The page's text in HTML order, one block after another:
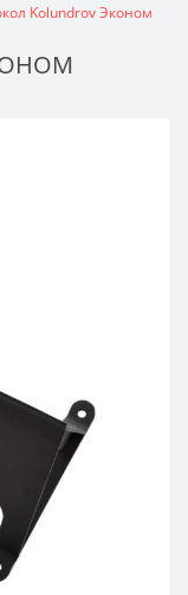
Kolundrov Эконом